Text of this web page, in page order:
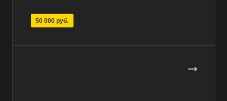
50 000 руб.